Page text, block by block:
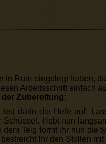
in Rum eingelegt haben,
Arbeitsschritt einfach
Zubereitung:
darin die Hefe auf.
Hebt nun
Teig formt ihr nun die
Ihr den Stollen